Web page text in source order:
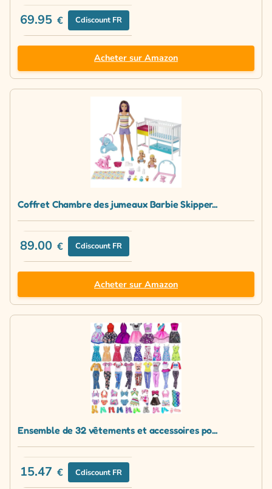
69.95 € Cdiscount FR
Acheter sur Amazon
Coffret Chambre des jumeaux Barbie Skipper...
89.00 € Cdiscount FR
Acheter sur Amazon
Ensemble de 32 vêtements et accessoires po...
15.47 € Cdiscount FR